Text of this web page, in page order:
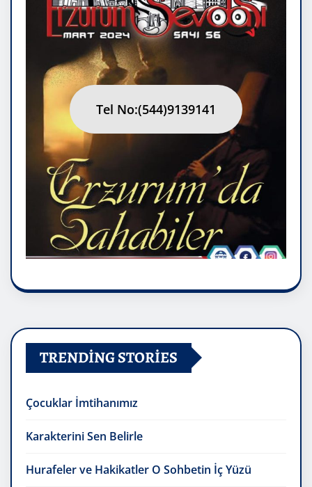
Tel No:(544)9139141
TRENDING STORIES
Çocuklar İmtihanımız
Karakterini Sen Belirle
Hurafeler ve Hakikatler O Sohbetin İç Yüzü